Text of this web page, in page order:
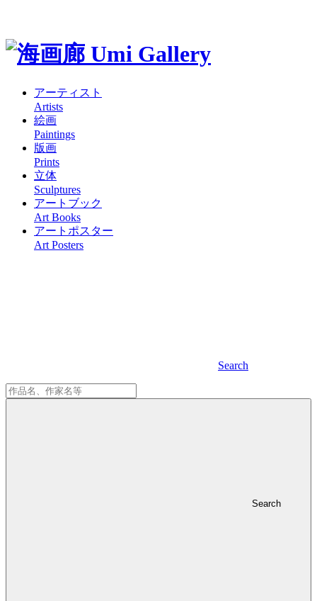
アーティスト
Artists
絵画
Paintings
版画
Prints
立体
Sculptures
アートブック
Art Books
アートポスター
Art Posters
Search
Search